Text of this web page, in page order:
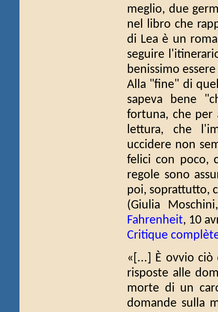
meglio, due
nel libro che
di Lea è un
seguire
benissimo
Alla "fine" di
sapeva bene
fortuna, che per
lettura, che
uccidere non
felici con poco,
regole sono
poi, soprattutto,
(Giulia
Fahrenheit, 10
Critique
«[...] È ovvio
risposte alle
morte di un
domande sulla